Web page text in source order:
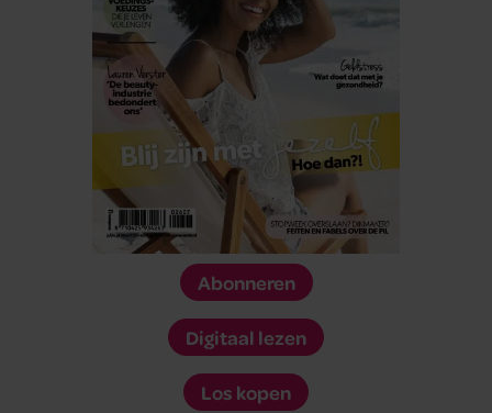
Abonneren
Digitaal lezen
Los kopen